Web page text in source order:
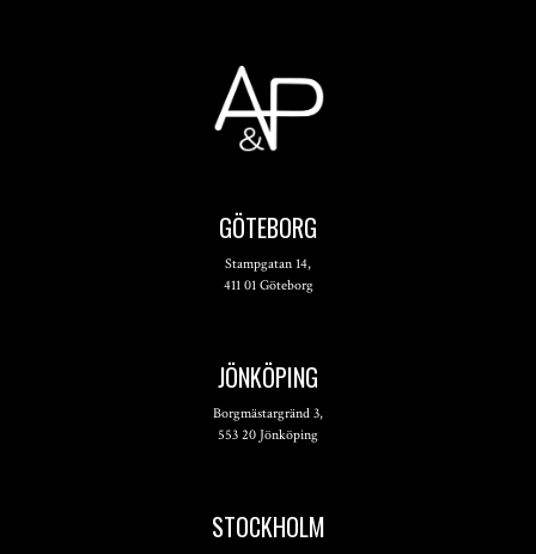
GÖTEBORG
Stampgatan 14,
411 01 Göteborg
JÖNKÖPING
Borgmästargränd 3,
553 20 Jönköping
STOCKHOLM